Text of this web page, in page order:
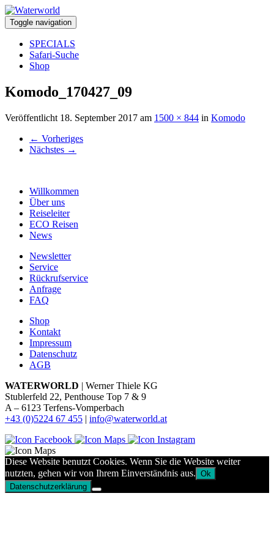
Toggle navigation
SPECIALS
Safari-Suche
Shop
Komodo_170427_09
Veröffentlicht 18. September 2017 am 1500 × 844 in Komodo
← Vorheriges
Nächstes →
Willkommen
Über uns
Reiseleiter
ECO Reisen
News
Newsletter
Service
Rückrufservice
Anfrage
FAQ
Shop
Kontakt
Impressum
Datenschutz
AGB
WATERWORLD | Werner Thiele KG
Stublerfeld 22, Penthouse Top 7 & 9
A – 6123 Terfens-Vomperbach
+43 (0)5224 67 455 | info@waterworld.at
Diese Website benutzt Cookies. Wenn Sie die Website weiter
nutzten, gehen wir von Ihrem Einverständnis aus. Ok
Datenschutzerklärung